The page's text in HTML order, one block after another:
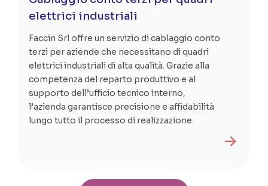
elettrici industriali
Faccin Srl offre un servizio di cablaggio conto
terzi per aziende che necessitano di quadri
elettrici industriali di alta qualità. Grazie alla
competenza del reparto produttivo e al
supporto dell’ufficio tecnico interno,
l’azienda garantisce precisione e affidabilità
lungo tutto il processo di realizzazione.